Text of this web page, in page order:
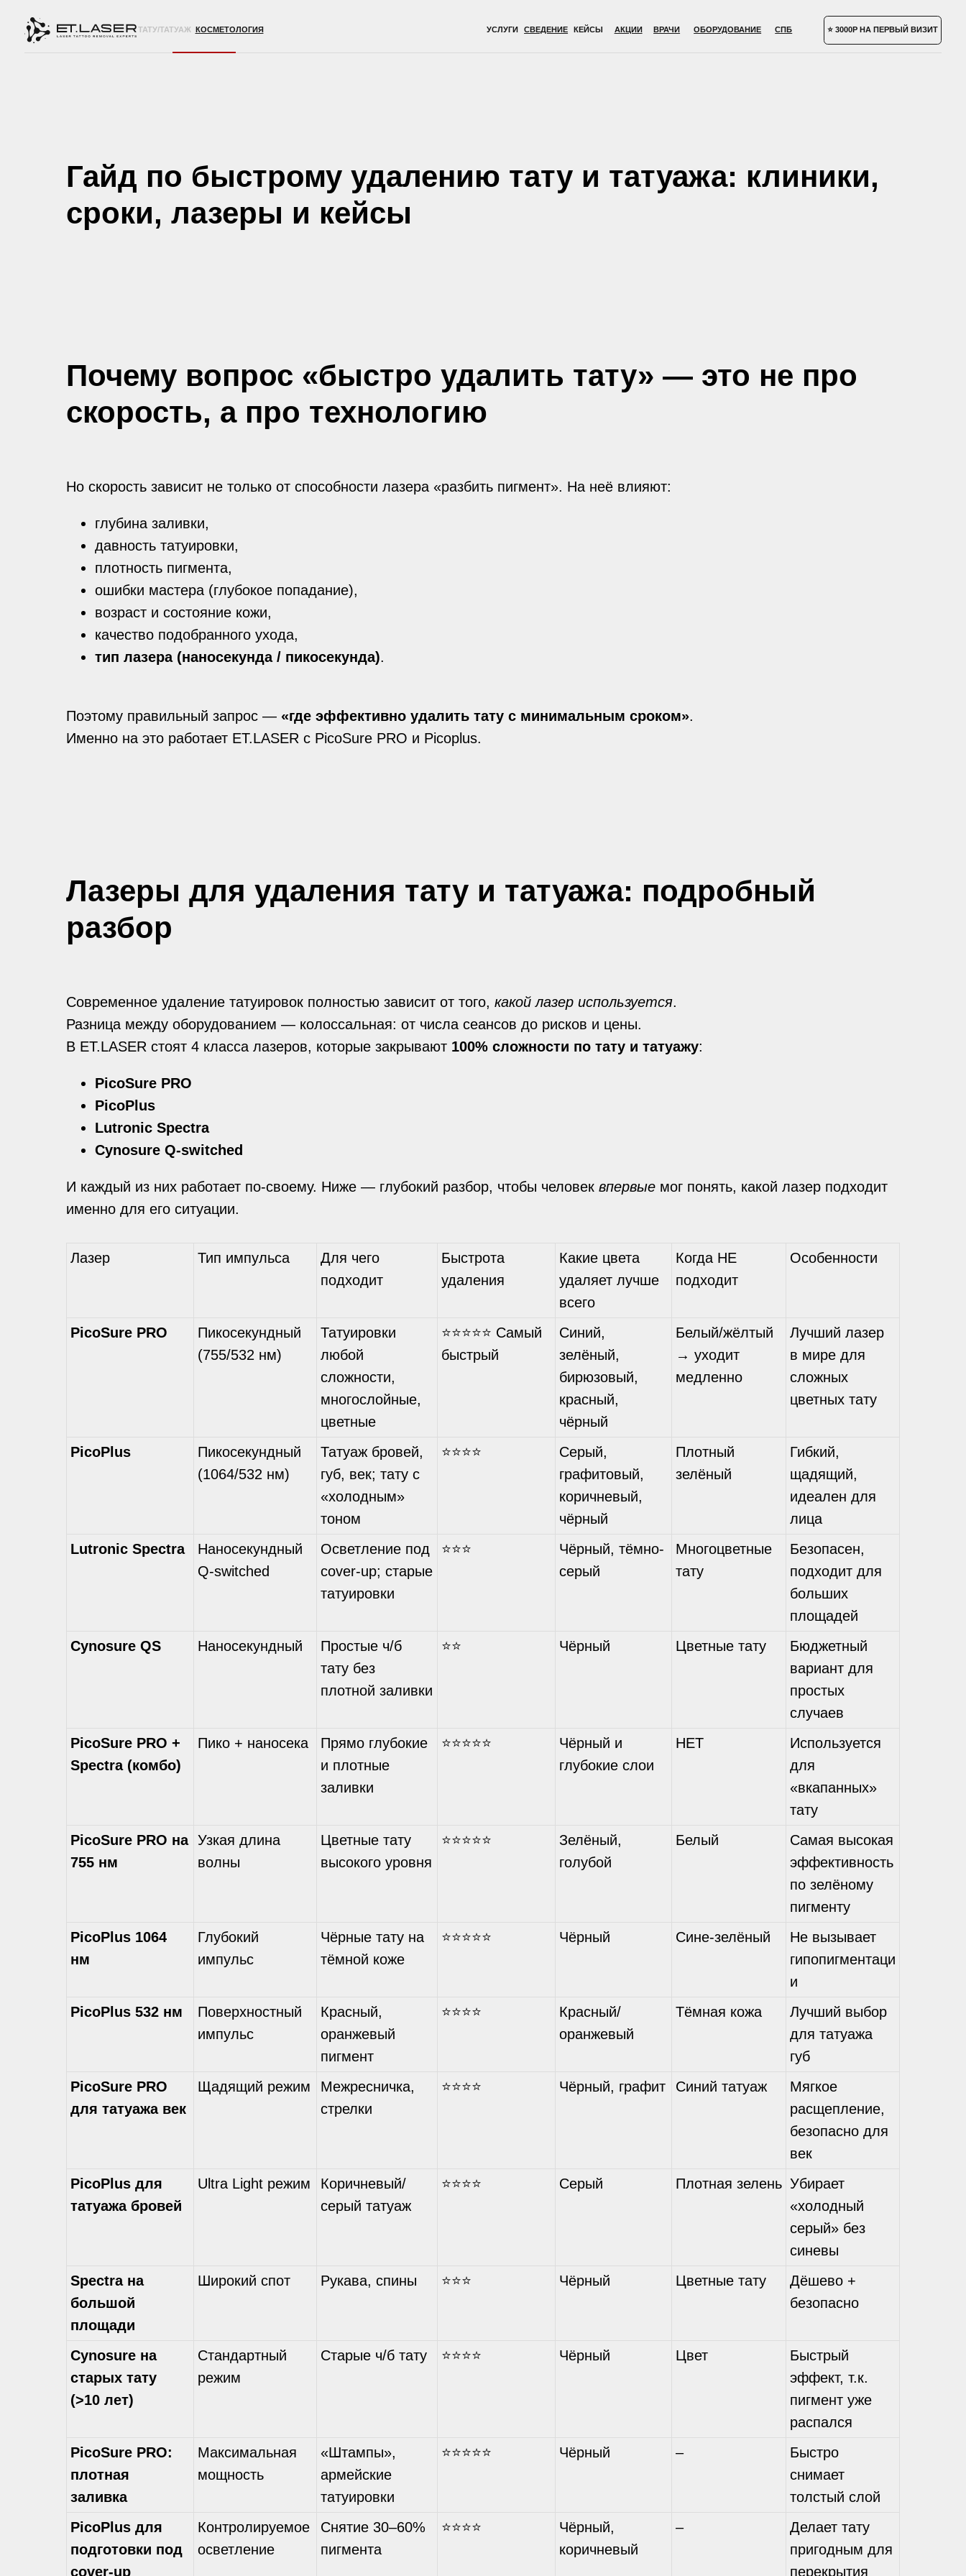
ТАТУ/ТАТУАЖ КОСМЕТОЛОГИЯ СВЕДЕНИЕ КЕЙСЫ АКЦИИ ВРАЧИ ОБОРУДОВАНИЕ СПБ ⭐ 3000Р НА ПЕРВЫЙ ВИЗИТ
Гайд по быстрому удалению тату и татуажа: клиники,
сроки, лазеры и кейсы
Почему вопрос «быстро удалить тату» — это не про
скорость, а про технологию
Но скорость зависит не только от способности лазера «разбить пигмент». На неё влияют:
глубина заливки,
давность татуировки,
плотность пигмента,
ошибки мастера (глубокое попадание),
возраст и состояние кожи,
качество подобранного ухода,
тип лазера (наносекунда / пикосекунда).
Поэтому правильный запрос — «где эффективно удалить тату с минимальным сроком».
Именно на это работает ET.LASER с PicoSure PRO и Picoplus.
Лазеры для удаления тату и татуажа: подробный
разбор
Современное удаление татуировок полностью зависит от того, какой лазер используется.
Разница между оборудованием — колоссальная: от числа сеансов до рисков и цены.
В ET.LASER стоят 4 класса лазеров, которые закрывают 100% сложности по тату и татуажу:
PicoSure PRO
PicoPlus
Lutronic Spectra
Cynosure Q-switched
И каждый из них работает по-своему. Ниже — глубокий разбор, чтобы человек впервые мог понять, какой лазер подходит
именно для его ситуации.
Лазер Тип импульса
Для чего
подходит
Быстрота
удаления
Какие цвета
удаляет лучше
всего
Когда НЕ
подходит
Особенности
PicoSure PRO
Пикосекундный
(755/532 нм)
Татуировки
любой
сложности,
многослойные,
цветные
⭐⭐⭐⭐⭐ Самый
быстрый
Синий,
зелёный,
бирюзовый,
красный,
чёрный
Белый/жёлтый
→ уходит
медленно
Лучший лазер
в мире для
сложных
цветных тату
PicoPlus
Пикосекундный
(1064/532 нм)
Татуаж бровей,
губ, век; тату с
«холодным»
тоном
⭐⭐⭐⭐
Серый,
графитовый,
коричневый,
чёрный
Плотный
зелёный
Гибкий,
щадящий,
идеален для
лица
Lutronic Spectra
Наносекундный
Q-switched
Осветление под
cover-up; старые
татуировки
⭐⭐⭐
Чёрный, тёмно-
серый
Многоцветные
тату
Безопасен,
подходит для
больших
площадей
Cynosure QS
Наносекундный
Простые ч/б
тату без
плотной заливки
⭐⭐ Чёрный Цветные тату
Бюджетный
вариант для
простых
случаев
PicoSure PRO +
Spectra (комбо)
Пико + наносека
Прямо глубокие
и плотные
заливки
⭐⭐⭐⭐⭐
Чёрный и
глубокие слои
НЕТ
Используется
для
«вкапанных»
тату
PicoSure PRO на
755 нм
Узкая длина
волны
Цветные тату
высокого уровня
⭐⭐⭐⭐⭐
Зелёный,
голубой
Белый
Самая высокая
эффективность
по зелёному
пигменту
PicoPlus 1064
нм
Глубокий
импульс
Чёрные тату на
тёмной коже
⭐⭐⭐⭐⭐ Чёрный Сине-зелёный
Не вызывает
гипопигментаци
и
PicoPlus 532 нм
Поверхностный
импульс
Красный,
оранжевый
пигмент
⭐⭐⭐⭐
Красный/
оранжевый
Тёмная кожа
Лучший выбор
для татуажа
губ
PicoSure PRO
для татуажа век
Щадящий режим
Межресничка,
стрелки
⭐⭐⭐⭐ Чёрный, графит Синий татуаж
Мягкое
расщепление,
безопасно для
век
PicoPlus для
татуажа бровей
Ultra Light режим
Коричневый/
серый татуаж
⭐⭐⭐⭐ Серый Плотная зелень Убирает
«холодный
серый» без
синевы
Spectra на
большой
площади
Широкий спот Рукава, спины ⭐⭐⭐ Чёрный Цветные тату
Дёшево +
безопасно
Cynosure на
старых тату
(>10 лет)
Стандартный
режим
Старые ч/б тату ⭐⭐⭐⭐ Чёрный Цвет
Быстрый
эффект, т.к.
пигмент уже
распался
PicoSure PRO:
плотная
заливка
Максимальная
мощность
«Штампы»,
армейские
татуировки
⭐⭐⭐⭐⭐ Чёрный –
Быстро
снимает
толстый слой
PicoPlus для
подготовки под
cover-up
Контролируемое
осветление
Снятие 30–60%
пигмента
⭐⭐⭐⭐
Чёрный,
коричневый
–
Делает тату
пригодным для
перекрытия